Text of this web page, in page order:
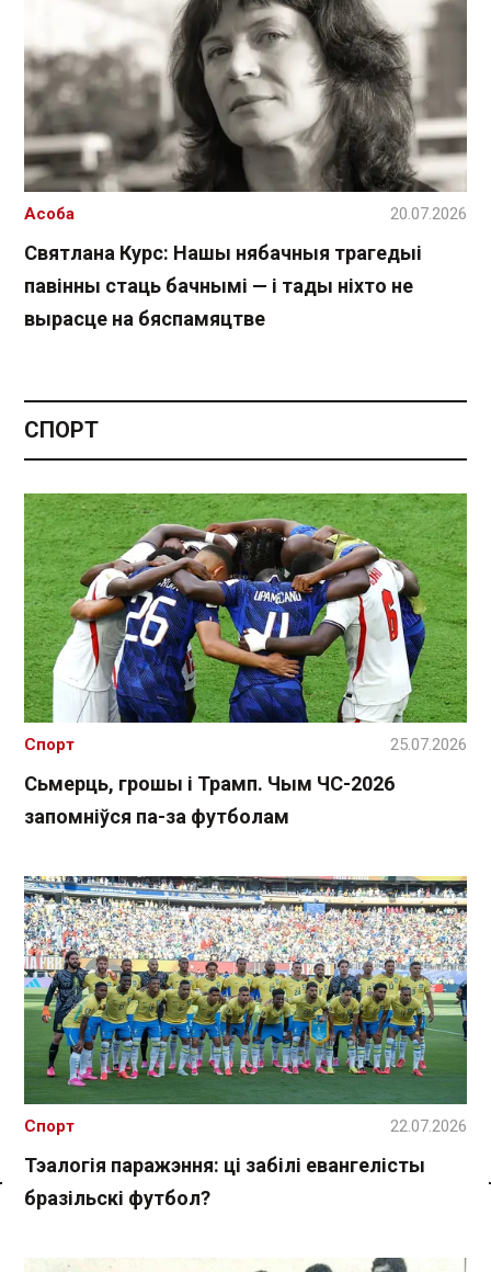
Спасылка без VPN
Святлана Курс: Нашы нябачныя трагедыі
павінны стаць бачнымі — і тады ніхто не
вырасце на бяспамяцтве
Асоба 20.07.2026
СПОРТ
Сьмерць, грошы і Трамп. Чым ЧС-2026
запомніўся па-за футболам
Спорт 25.07.2026
Тэалогія паражэння: ці забілі евангелісты
бразільскі футбол?
Спорт 22.07.2026